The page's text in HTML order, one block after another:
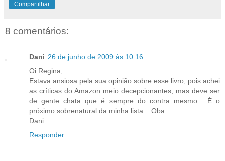
Compartilhar
8 comentários:
Dani 26 de junho de 2009 às 10:16
Oi Regina,
Estava ansiosa pela sua opinião sobre esse livro, pois achei
as críticas do Amazon meio decepcionantes, mas deve ser
de gente chata que é sempre do contra mesmo... É o
próximo sobrenatural da minha lista... Oba...
Dani
Responder